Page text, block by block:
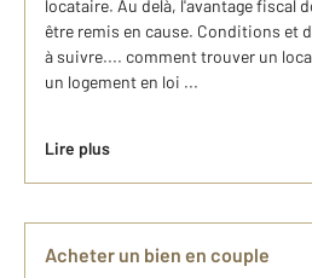
locataire. Au delà, l'avantage fiscal
être remis en cause. Conditions et
à suivre.... comment trouver un
un logement en loi ...
Lire plus
Acheter un bien en couple